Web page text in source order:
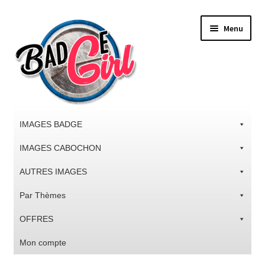
la
navigation
contenu
Menu
IMAGES BADGE
IMAGES CABOCHON
AUTRES IMAGES
Par Thèmes
OFFRES
Mon compte